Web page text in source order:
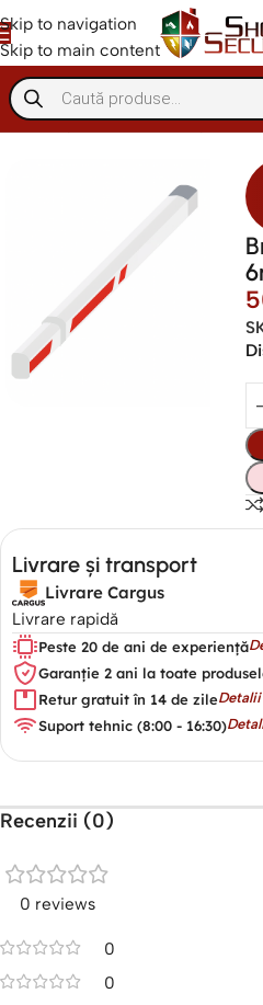
Skip to navigation
Skip to main content
porti Sisteme de parcare
Livrare și transport
Livrare Cargus
Livrare rapidă
Peste 20 de ani de experiență
Garanție 2 ani la toate
Retur gratuit în 14 de zileDetalii
Suport tehnic (8:00 - 16:30)
Recenzii (0)
0 reviews
0
0